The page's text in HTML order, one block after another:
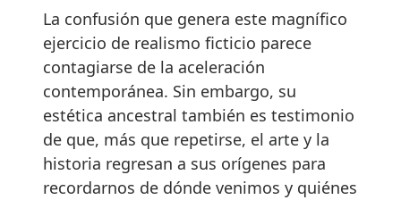
La confusión que genera este magnífico
ejercicio de realismo ficticio parece
contagiarse de la aceleración
contemporánea. Sin embargo, su
estética ancestral también es testimonio
de que, más que repetirse, el arte y la
historia regresan a sus orígenes para
recordarnos de dónde venimos y quiénes